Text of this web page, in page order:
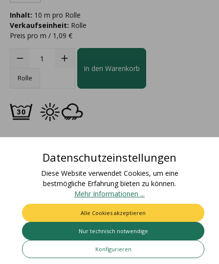
Inhalt: 10 m pro Rolle
Verkaufseinheit: Rolle
Preis pro m / 1,09 €
Rolle
In den Warenkorb
Materialzusammensetzung: 52% Polyester, 48%
PolyamidFarbecht: Artikel bleicht nicht aus und färbt nicht ab
/ Für den Einsatz…Mehr
Bewertungen
Datenschutzeinstellungen
Diese Website verwendet Cookies, um eine
bestmögliche Erfahrung bieten zu können.
Mehr Informationen ...
Nur technisch notwendige
Konfigurieren
Alle Cookies akzeptieren